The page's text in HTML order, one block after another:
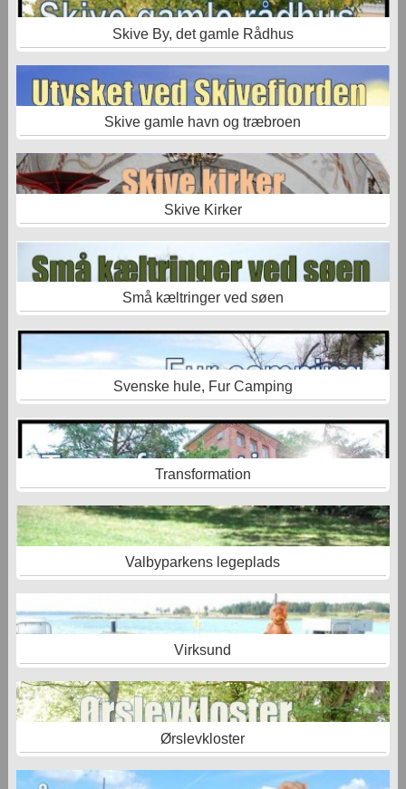
Skive By, det gamle Rådhus
Skive gamle havn og træbroen
Skive Kirker
Små kæltringer ved søen
Svenske hule, Fur Camping
Transformation
Valbyparkens legeplads
Virksund
Ørslevkloster